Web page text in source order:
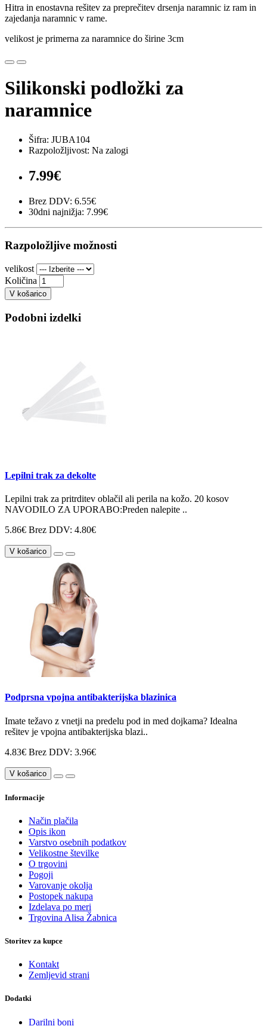
Hitra in enostavna rešitev za preprečitev drsenja naramnic iz ram in
zajedanja naramnic v rame.
velikost je primerna za naramnice do širine 3cm
Silikonski podložki za
naramnice
Šifra: JUBA104
Razpoložljivost: Na zalogi
7.99€
Brez DDV: 6.55€
30dni najnižja: 7.99€
Razpoložljive možnosti
velikost
Količina
V košarico
Podobni izdelki
Lepilni trak za dekolte
Lepilni trak za pritrditev oblačil ali perila na kožo. 20 kosov
NAVODILO ZA UPORABO:Preden nalepite ..
5.86€ Brez DDV: 4.80€
V košarico
Podprsna vpojna antibakterijska blazinica
Imate težavo z vnetji na predelu pod in med dojkama? Idealna
rešitev je vpojna antibakterijska blazi..
4.83€ Brez DDV: 3.96€
V košarico
Informacije
Način plačila
Opis ikon
Varstvo osebnih podatkov
Velikostne številke
O trgovini
Pogoji
Varovanje okolja
Postopek nakupa
Izdelava po meri
Trgovina Alisa Žabnica
Storitev za kupce
Kontakt
Zemljevid strani
Dodatki
Darilni boni